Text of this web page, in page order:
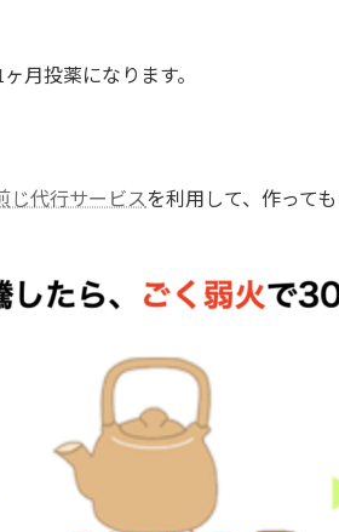
月投薬になります。
じ代行サービスを利用して、作って